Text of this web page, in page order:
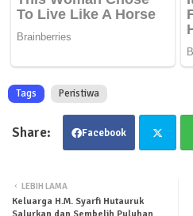
Tags Peristiwa
Facebook
LEBIH LAMA
Keluarga H.M. Syarfi Hutauruk